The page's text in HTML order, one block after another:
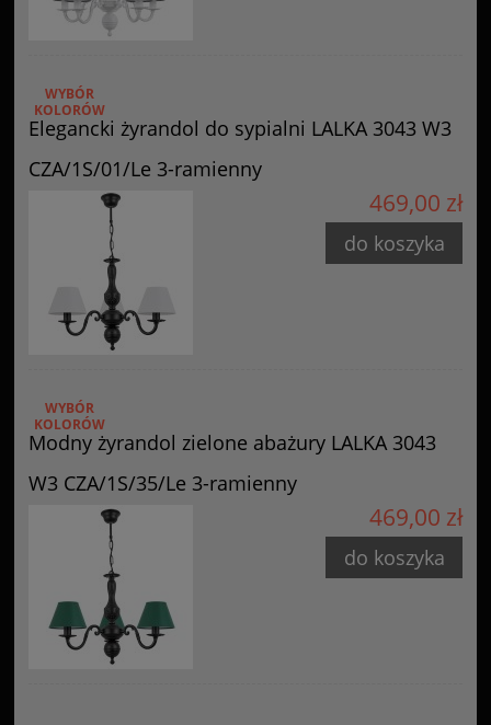
Elegancki żyrandol do sypialni LALKA 3043 W3
CZA/1S/01/Le 3-ramienny
WYBÓR
KOLORÓW
469,00 zł
do koszyka
Modny żyrandol zielone abażury LALKA 3043
W3 CZA/1S/35/Le 3-ramienny
WYBÓR
KOLORÓW
469,00 zł
do koszyka